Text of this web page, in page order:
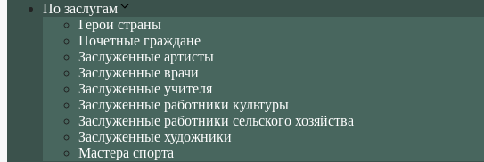
По заслугам
Герои страны
Почетные граждане
Заслуженные артисты
Заслуженные врачи
Заслуженные учителя
Заслуженные работники культуры
Заслуженные работники сельского хозяйства
Заслуженные художники
Мастера спорта